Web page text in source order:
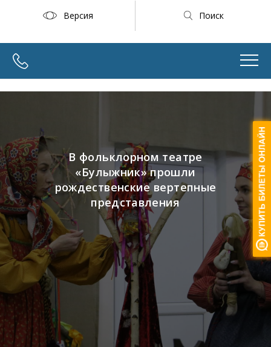
Версия Поиск
В фольклорном театре
«Булыжник» прошли
рождественские вертепные
представления